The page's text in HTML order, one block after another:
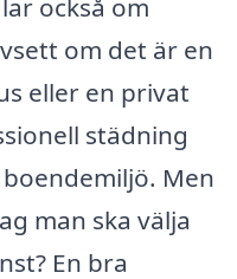
om det är en
eller en privat
städning
Men
man ska välja
En bra